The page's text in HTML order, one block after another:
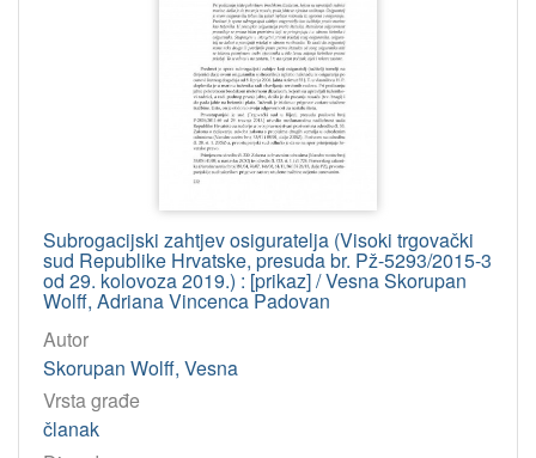
Subrogacijski zahtjev osiguratelja (Visoki trgovački
sud Republike Hrvatske, presuda br. Pž-5293/2015-3
od 29. kolovoza 2019.) : [prikaz] / Vesna Skorupan
Wolff, Adriana Vincenca Padovan
Autor
Skorupan Wolff, Vesna
Vrsta građe
članak